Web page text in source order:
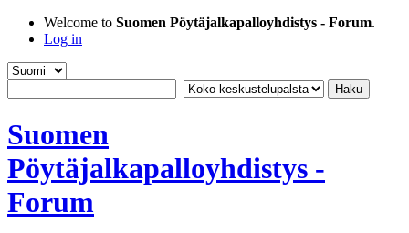
Welcome to Suomen Pöytäjalkapalloyhdistys - Forum.
Log in
Suomen
Pöytäjalkapalloyhdistys -
Forum